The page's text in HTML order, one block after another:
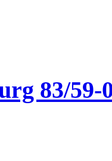
83/59-